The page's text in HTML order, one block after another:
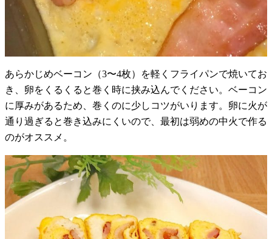
あらかじめベーコン（3〜4枚）を軽くフライパンで焼いてお
き、卵をくるくると巻く時に挟み込んでください。ベーコン
に厚みがあるため、巻くのに少しコツがいります。卵に火が
通り過ぎると巻き込みにくいので、最初は弱めの中火で作る
のがオススメ。